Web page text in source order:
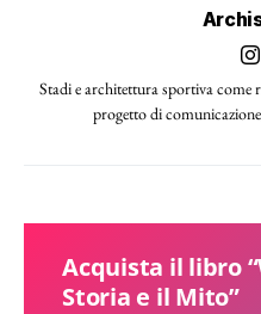
Stadi e architettura sportiva
progetto di
Acquista il libro
Storia e il Mito”